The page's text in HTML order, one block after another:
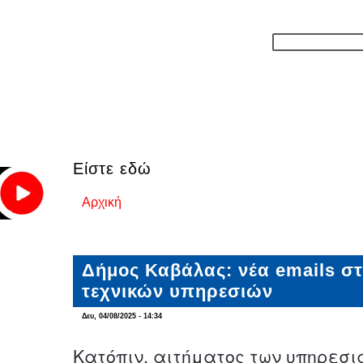
Είστε εδώ
Αρχική
Δήμος Καβάλας: νέα emails
τεχνικών υπηρεσιών
Δευ, 04/08/2025 - 14:34
Κατόπιν, αιτήματος των